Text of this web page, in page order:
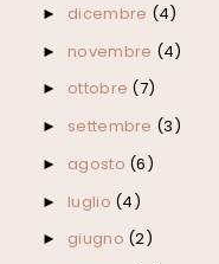
► dicembre (4)
► novembre (4)
► ottobre (7)
► settembre (3)
► agosto (6)
► luglio (4)
► giugno (2)